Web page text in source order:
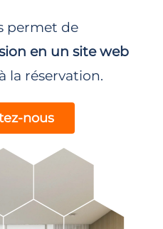
permet de
en un site web
la réservation.
nous